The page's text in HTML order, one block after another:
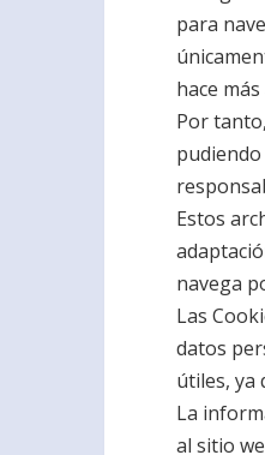
para
hace
Por
Estos
navega
Las
datos
útiles, ya
La
al sitio